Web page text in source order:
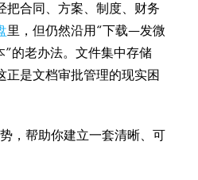
把合同、方案、制度、财务
里，但仍然沿用“下载—发微
的老办法。文件集中存储
正是文档审批管理的现实困
，帮助你建立一套清晰、可